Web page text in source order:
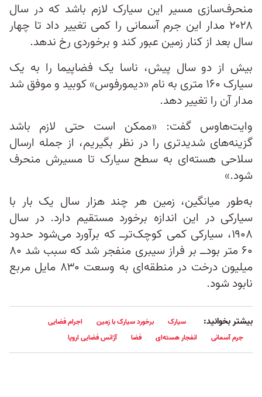
منحرف‌سازی مسیر این سیارک لازم باشد که در سال
۲۰۲۸ مدار این جرم آسمانی را کمی تغییر داد تا چهار
سال بعد از کنار زمین عبور کند و برخوردی رخ ندهد.
بیش از دو سال پیش، ناسا یک فضاپیما را به یک
سیارک ۱۶۰ متری به نام «دیمورفوس» کوبید و موفق شد
مدار آن را تغییر دهد.
وایت‌هاوس گفت: «ممکن است حتی لازم باشد
گزینه‌های شدیدتری را در نظر بگیریم، از جمله ارسال
سلاحی هسته‌ای به سطح سیارک تا مسیرش منحرف
شود.»
به‌طور میانگین، زمین هر چند هزار سال یک بار با
سیارکی در این اندازه برخورد مستقیم دارد. در سال
۱۹۰۸، سیارکی کمی کوچک‌تر‌ــ که برآورد می‌شود حدود
۶۰ متر بود‌ــ بر فراز سیبری منفجر شد که سبب شد ۸۰
میلیون درخت در منطقه‌ای به وسعت ۸۳۰ مایل مربع
نابود شود.
بیشتر بخوانید: سیارک برخورد سیارک با زمین
اجرام فضایی
جرم آسمانی
انفجار هسته‌ای فضا آژانس فضایی اروپا